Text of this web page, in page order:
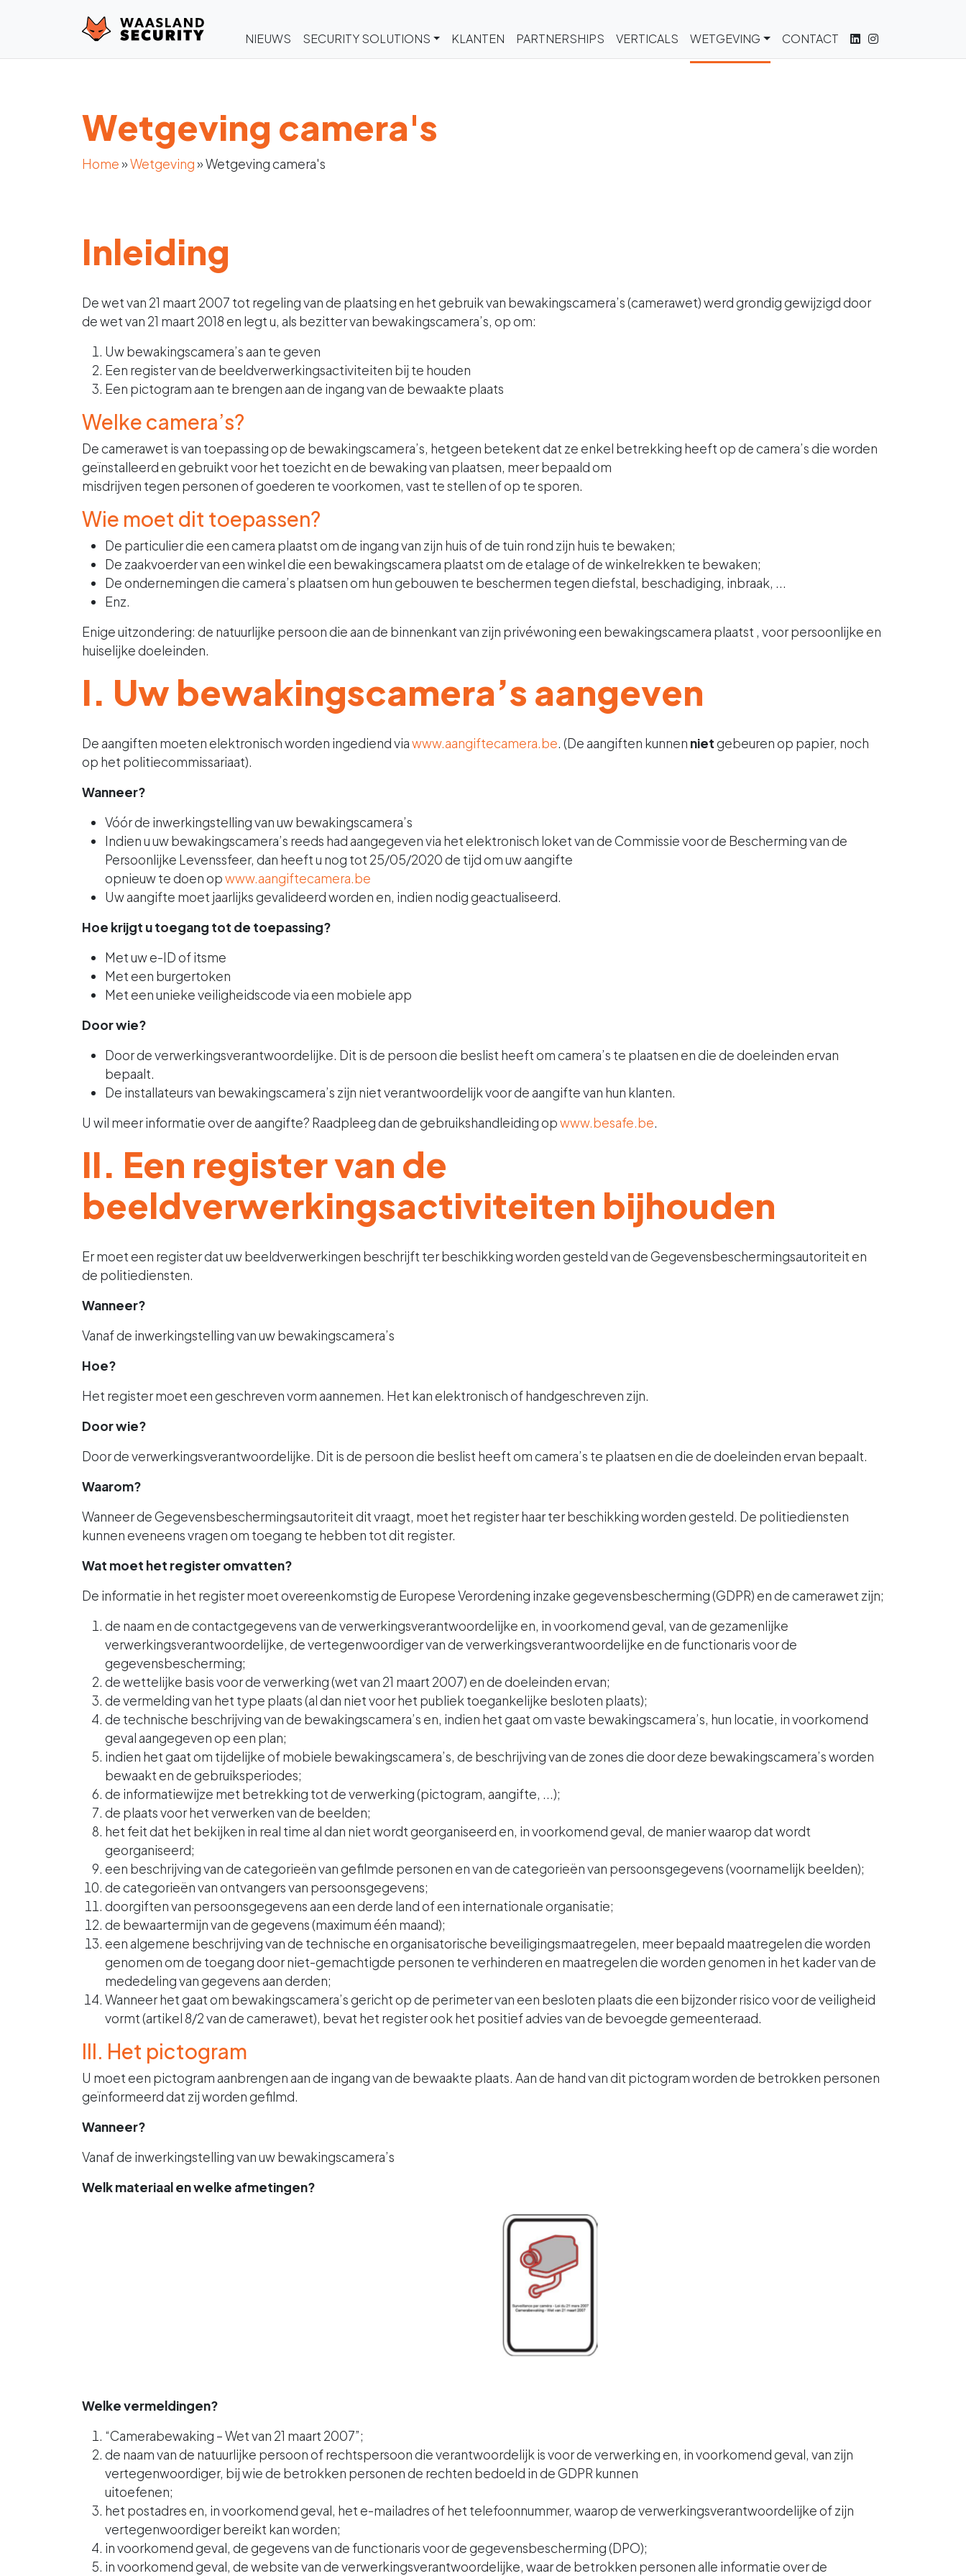
NIEUWS SECURITY SOLUTIONS KLANTEN PARTNERSHIPS VERTICALS WETGEVING CONTACT
Wetgeving camera's
Home»Wetgeving»Wetgeving camera's
Inleiding
De wet van 21 maart 2007 tot regeling van de plaatsing en het gebruik van bewakingscamera’s (camerawet) werd grondig gewijzigd door
de wet van 21 maart 2018 en legt u, als bezitter van bewakingscamera’s, op om:
Uw bewakingscamera’s aan te geven
Een register van de beeldverwerkingsactiviteiten bij te houden
Een pictogram aan te brengen aan de ingang van de bewaakte plaats
Welke camera’s?
De camerawet is van toepassing op de bewakingscamera’s, hetgeen betekent dat ze enkel betrekking heeft op de camera’s die worden
geïnstalleerd en gebruikt voor het toezicht en de bewaking van plaatsen, meer bepaald om
misdrijven tegen personen of goederen te voorkomen, vast te stellen of op te sporen.
Wie moet dit toepassen?
De particulier die een camera plaatst om de ingang van zijn huis of de tuin rond zijn huis te bewaken;
De zaakvoerder van een winkel die een bewakingscamera plaatst om de etalage of de winkelrekken te bewaken;
De ondernemingen die camera’s plaatsen om hun gebouwen te beschermen tegen diefstal, beschadiging, inbraak, ...
Enz.
Enige uitzondering: de natuurlijke persoon die aan de binnenkant van zijn privéwoning een bewakingscamera plaatst , voor persoonlijke en
huiselijke doeleinden.
I. Uw bewakingscamera’s aangeven
De aangiften moeten elektronisch worden ingediend viawww.aangiftecamera.be. (De aangiften kunnen niet gebeuren op papier, noch
op het politiecommissariaat).
Wanneer?
Vóór de inwerkingstelling van uw bewakingscamera’s
Indien u uw bewakingscamera’s reeds had aangegeven via het elektronisch loket van de Commissie voor de Bescherming van de
Persoonlijke Levenssfeer, dan heeft u nog tot 25/05/2020 de tijd om uw aangifte
opnieuw te doen opwww.aangiftecamera.be
Uw aangifte moet jaarlijks gevalideerd worden en, indien nodig geactualiseerd.
Hoe krijgt u toegang tot de toepassing?
Met uw e-ID of itsme
Met een burgertoken
Met een unieke veiligheidscode via een mobiele app
Door wie?
Door de verwerkingsverantwoordelijke. Dit is de persoon die beslist heeft om camera’s te plaatsen en die de doeleinden ervan
bepaalt.
De installateurs van bewakingscamera’s zijn niet verantwoordelijk voor de aangifte van hun klanten.
U wil meer informatie over de aangifte? Raadpleeg dan de gebruikshandleiding opwww.besafe.be.
II. Een register van de
beeldverwerkingsactiviteiten bijhouden
Er moet een register dat uw beeldverwerkingen beschrijft ter beschikking worden gesteld van de Gegevensbeschermingsautoriteit en
de politiediensten.
Wanneer?
Vanaf de inwerkingstelling van uw bewakingscamera’s
Hoe?
Het register moet een geschreven vorm aannemen. Het kan elektronisch of handgeschreven zijn.
Door wie?
Door de verwerkingsverantwoordelijke. Dit is de persoon die beslist heeft om camera’s te plaatsen en die de doeleinden ervan bepaalt.
Waarom?
Wanneer de Gegevensbeschermingsautoriteit dit vraagt, moet het register haar ter beschikking worden gesteld. De politiediensten
kunnen eveneens vragen om toegang te hebben tot dit register.
Wat moet het register omvatten?
De informatie in het register moet overeenkomstig de Europese Verordening inzake gegevensbescherming (GDPR) en de camerawet zijn;
de naam en de contactgegevens van de verwerkingsverantwoordelijke en, in voorkomend geval, van de gezamenlijke
verwerkingsverantwoordelijke, de vertegenwoordiger van de verwerkingsverantwoordelijke en de functionaris voor de
gegevensbescherming;
de wettelijke basis voor de verwerking (wet van 21 maart 2007) en de doeleinden ervan;
de vermelding van het type plaats (al dan niet voor het publiek toegankelijke besloten plaats);
de technische beschrijving van de bewakingscamera’s en, indien het gaat om vaste bewakingscamera’s, hun locatie, in voorkomend
geval aangegeven op een plan;
indien het gaat om tijdelijke of mobiele bewakingscamera’s, de beschrijving van de zones die door deze bewakingscamera’s worden
bewaakt en de gebruiksperiodes;
de informatiewijze met betrekking tot de verwerking (pictogram, aangifte, ...);
de plaats voor het verwerken van de beelden;
het feit dat het bekijken in real time al dan niet wordt georganiseerd en, in voorkomend geval, de manier waarop dat wordt
georganiseerd;
een beschrijving van de categorieën van gefilmde personen en van de categorieën van persoonsgegevens (voornamelijk beelden);
de categorieën van ontvangers van persoonsgegevens;
doorgiften van persoonsgegevens aan een derde land of een internationale organisatie;
de bewaartermijn van de gegevens (maximum één maand);
een algemene beschrijving van de technische en organisatorische beveiligingsmaatregelen, meer bepaald maatregelen die worden
genomen om de toegang door niet-gemachtigde personen te verhinderen en maatregelen die worden genomen in het kader van de
mededeling van gegevens aan derden;
Wanneer het gaat om bewakingscamera’s gericht op de perimeter van een besloten plaats die een bijzonder risico voor de veiligheid
vormt (artikel 8/2 van de camerawet), bevat het register ook het positief advies van de bevoegde gemeenteraad.
III. Het pictogram
U moet een pictogram aanbrengen aan de ingang van de bewaakte plaats. Aan de hand van dit pictogram worden de betrokken personen
geïnformeerd dat zij worden gefilmd.
Wanneer?
Vanaf de inwerkingstelling van uw bewakingscamera’s
Welk materiaal en welke afmetingen?
Welke vermeldingen?
“Camerabewaking – Wet van 21 maart 2007”;
de naam van de natuurlijke persoon of rechtspersoon die verantwoordelijk is voor de verwerking en, in voorkomend geval, van zijn
vertegenwoordiger, bij wie de betrokken personen de rechten bedoeld in de GDPR kunnen
uitoefenen;
het postadres en, in voorkomend geval, het e-mailadres of het telefoonnummer, waarop de verwerkingsverantwoordelijke of zijn
vertegenwoordiger bereikt kan worden;
in voorkomend geval, de gegevens van de functionaris voor de gegevensbescherming (DPO);
in voorkomend geval, de website van de verwerkingsverantwoordelijke, waar de betrokken personen alle informatie over de